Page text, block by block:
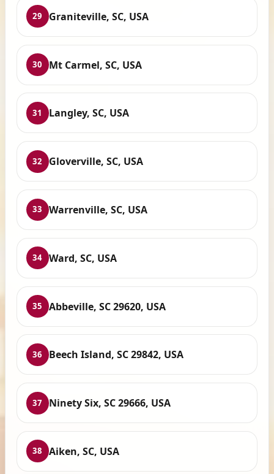
29 Graniteville, SC, USA
30 Mt Carmel, SC, USA
31 Langley, SC, USA
32 Gloverville, SC, USA
33 Warrenville, SC, USA
34 Ward, SC, USA
35 Abbeville, SC 29620, USA
36 Beech Island, SC 29842, USA
37 Ninety Six, SC 29666, USA
38 Aiken, SC, USA